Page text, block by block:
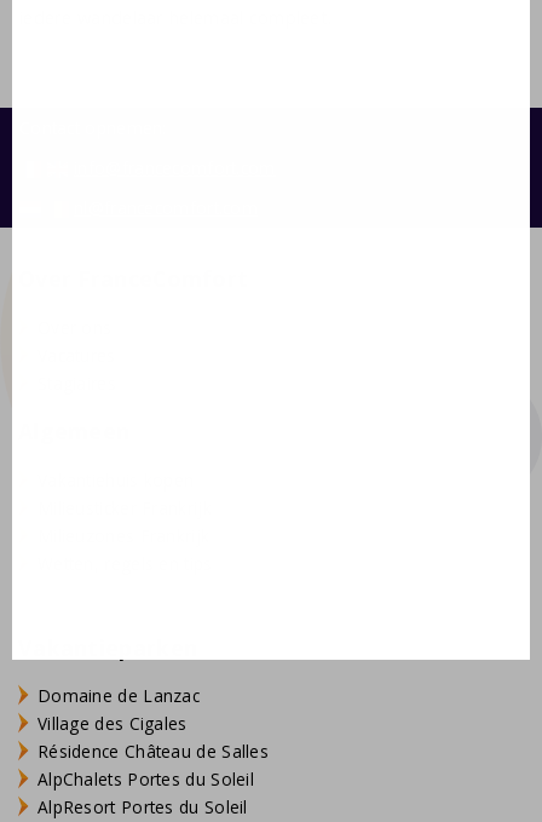
Domaine de Lanzac
Village des Cigales
Résidence Château de Salles
AlpChalets Portes du Soleil
AlpResort Portes du Soleil